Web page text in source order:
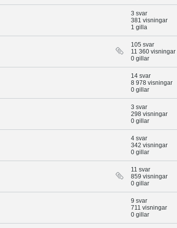
3 svar
381 visningar
1 gilla
105 svar
11 360 visningar
0 gillar
14 svar
8 978 visningar
0 gillar
3 svar
298 visningar
0 gillar
4 svar
342 visningar
0 gillar
11 svar
859 visningar
0 gillar
9 svar
711 visningar
0 gillar